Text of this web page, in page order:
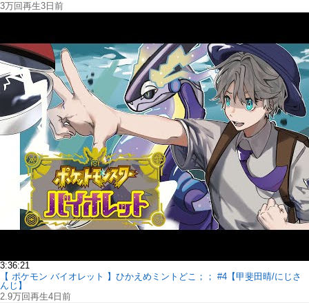
3万回再生3日前
3:36:21
【 ポケモン バイオレット 】ひかえめミントどこ；； #4【甲斐田晴/にじさ
んじ】
2.9万回再生4日前